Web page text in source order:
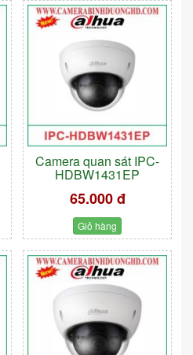
Camera quan sát IPC-
HDBW1431EP
65.000 đ
Giỏ hàng